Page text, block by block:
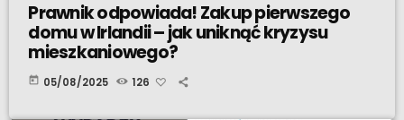
Prawnik odpowiada! Zakup pierwszego
domu w Irlandii – jak uniknąć kryzysu
mieszkaniowego?
today 05/08/2025 126